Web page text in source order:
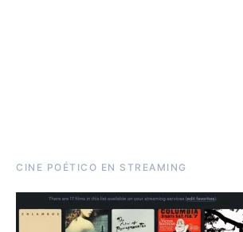
CINE POÉTICO EN STREAMING